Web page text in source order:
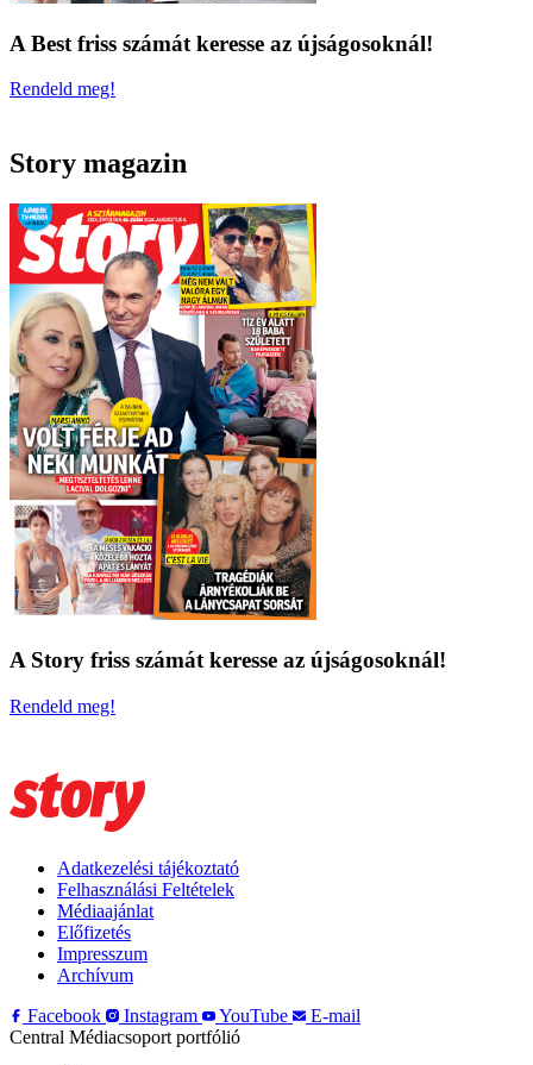
A Best friss számát keresse az újságosoknál!
Rendeld meg!
Story magazin
A Story friss számát keresse az újságosoknál!
Rendeld meg!
Adatkezelési tájékoztató
Felhasználási Feltételek
Médiaajánlat
Előfizetés
Impresszum
Archívum
Facebook
Instagram YouTube
E-mail
Central Médiacsoport portfólió